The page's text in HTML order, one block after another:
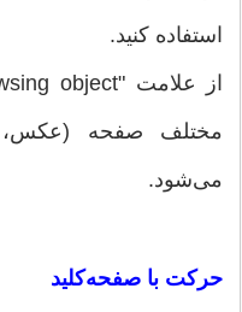
استفاده کنید.
مختلف صفحه (عکس،
می‌شود.
حرکت با صفحه‌کلید